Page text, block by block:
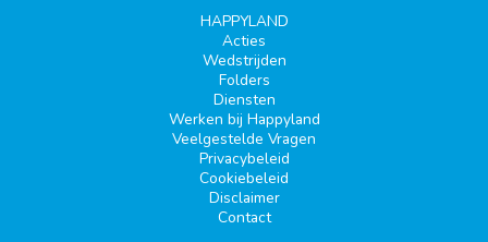
HAPPYLAND
Acties
Wedstrijden
Folders
Diensten
Werken bij Happyland
Veelgestelde Vragen
Privacybeleid
Cookiebeleid
Disclaimer
Contact